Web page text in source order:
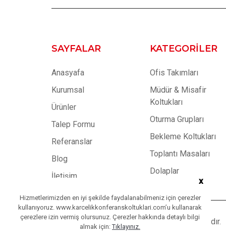
SAYFALAR
Anasyafa
Kurumsal
Ürünler
Talep Formu
Referanslar
Blog
İletişim
KATEGORILER
Ofis Takımları
Müdür & Misafir
Koltukları
Oturma Grupları
Bekleme Koltukları
Toplantı Masaları
Dolaplar
Copyright © 2023Karçelik| Tüm Hakları Saklıdır.
x
Hizmetlerimizden en iyi şekilde faydalanabilmeniz için çerezler
kullanıyoruz. www.karcelikkonferanskoltuklari.com’u kullanarak
çerezlere izin vermiş olursunuz. Çerezler hakkında detaylı bilgi
almak için:Tıklayınız.